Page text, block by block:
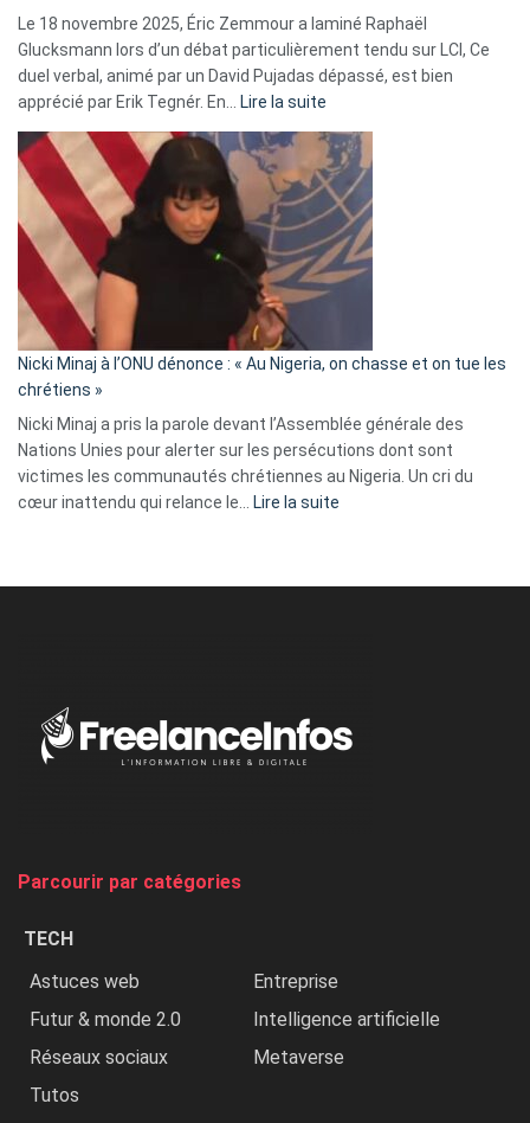
fake
news
»
Le 18 novembre 2025, Éric Zemmour a laminé Raphaël
Glucksmann lors d’un débat particulièrement tendu sur LCI, Ce
duel verbal, animé par un David Pujadas dépassé, est bien
apprécié par Erik Tegnér. En… Lire la suite
Tegnér
exulte
« Zemmour
a
tout
parle
ses
tripes »
Nicki Minaj à l’ONU dénonce : « Au Nigeria, on chasse et on tue les
chrétiens »
Nicki Minaj a pris la parole devant l’Assemblée générale des
Nations Unies pour alerter sur les persécutions dont sont
victimes les communautés chrétiennes au Nigeria. Un cri du
cœur inattendu qui relance le… Lire la suite
Nigeria,
Parcourir par catégories
TECH
Astuces web
Entreprise
Futur & monde 2.0
Intelligence artificielle
Réseaux sociaux
Metaverse
Tutos